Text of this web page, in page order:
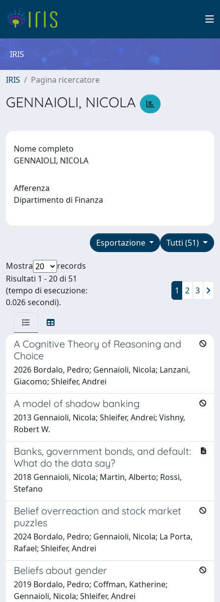
IRIS
IRIS Pagina ricercatore
GENNAIOLI, NICOLA
Nome completo
GENNAIOLI, NICOLA
Afferenza
Dipartimento di Finanza
Tutti (51)
Esportazione
Mostra
records
Risultati 1 - 20 di 51
(tempo di esecuzione:
0.026 secondi).
1 2 3
A Cognitive Theory of Reasoning and
Choice
2026 Bordalo, Pedro; Gennaioli, Nicola; Lanzani,
Giacomo; Shleifer, Andrei
A model of shadow banking
2013 Gennaioli, Nicola; Shleifer, Andrei; Vishny,
Robert W.
Banks, government bonds, and default:
What do the data say?
2018 Gennaioli, Nicola; Martin, Alberto; Rossi,
Stefano
Belief overreaction and stock market
puzzles
2024 Bordalo, Pedro; Gennaioli, Nicola; La Porta,
Rafael; Shleifer, Andrei
Beliefs about gender
2019 Bordalo, Pedro; Coffman, Katherine;
Gennaioli, Nicola; Shleifer, Andrei